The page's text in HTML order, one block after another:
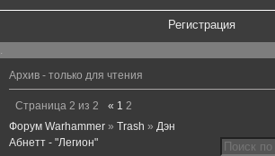
Регистрация
.
Архив - только для чтения
Страница 2 из 2 « 1 2
Форум Warhammer » Trash » Дэн
Абнетт - "Легион"